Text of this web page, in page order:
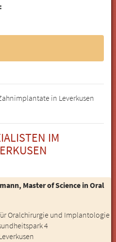
:
in Leverkusen
IM
Master of Science in Oral
Oralchirurgie und Implantologie
4